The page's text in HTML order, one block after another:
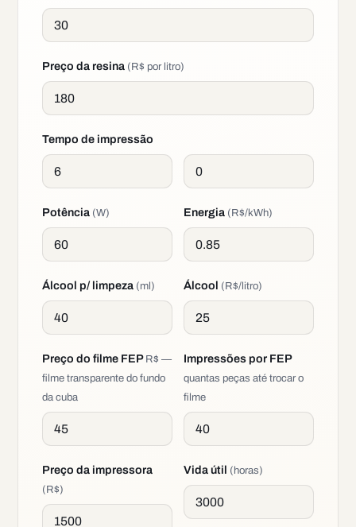
Preço da resina (R$ por litro)
Tempo de impressão
Potência (W) Energia (R$/kWh)
Álcool p/ limpeza (ml) Álcool (R$/litro)
Preço do filme FEP R$ —
filme transparente do fundo
da cuba
Impressões por FEP
quantas peças até trocar o
filme
Preço da impressora
(R$)
Vida útil (horas)